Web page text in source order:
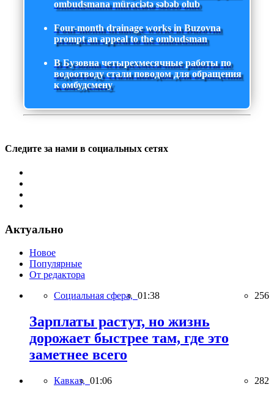
ombudsmana müraciətə səbəb olub
Four-month drainage works in Buzovna
prompt an appeal to the ombudsman
В Бузовна четырехмесячные работы по
водоотводу стали поводом для обращения
к омбудсмену
Следите за нами в социальных сетях
Актуально
Новое
Популярные
От редактора
Социальная сфера, 01:38 256
Зарплаты растут, но жизнь
дорожает быстрее там, где это
заметнее всего
Кавказ, 01:06 282